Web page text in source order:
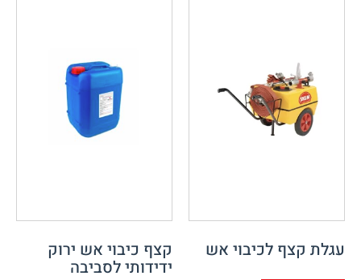
עגלת קצף לכיבוי אש קצף כיבוי אש ירוק
ידידותי לסביבה